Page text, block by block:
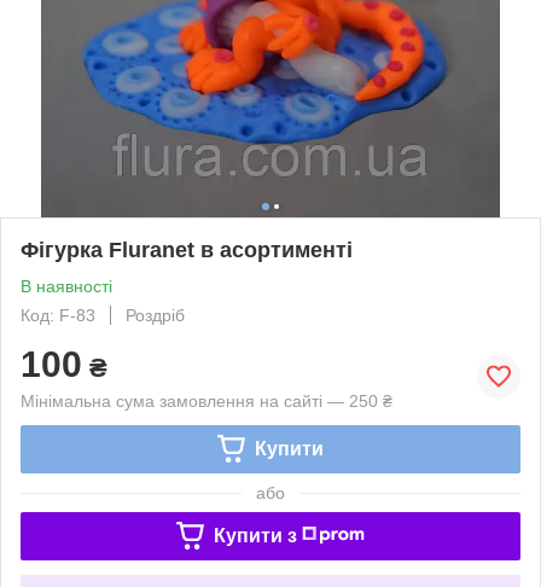
Фігурка Fluranet в асортименті
В наявності
Код: F-83
Роздріб
100 ₴
Мінімальна сума замовлення на сайті — 250 ₴
Купити
або
Купити з